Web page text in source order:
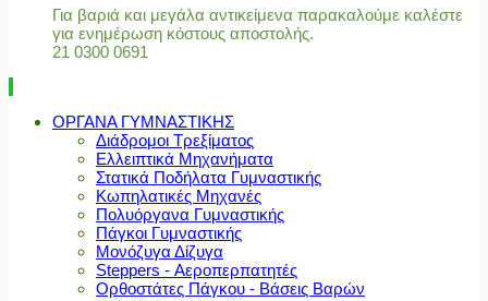
Για βαριά και μεγάλα αντικείμενα παρακαλούμε καλέστε
για ενημέρωση κόστους αποστολής.
21 0300 0691
ΟΡΓΑΝΑ ΓΥΜΝΑΣΤΙΚΗΣ
Διάδρομοι Τρεξίματος
Ελλειπτικά Μηχανήματα
Στατικά Ποδήλατα Γυμναστικής
Κωπηλατικές Μηχανές
Πολυόργανα Γυμναστικής
Πάγκοι Γυμναστικής
Μονόζυγα Δίζυγα
Steppers - Αεροπερπατητές
Ορθοστάτες Πάγκου - Βάσεις Βαρών